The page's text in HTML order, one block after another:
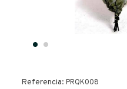
Referencia: PRQK008